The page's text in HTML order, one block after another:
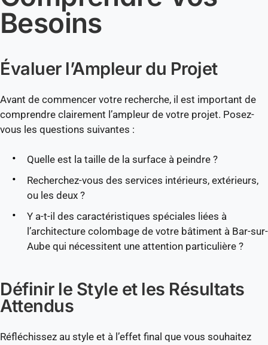
Besoins
Évaluer l’Ampleur du Projet
Avant de commencer votre recherche, il est important de
comprendre clairement l’ampleur de votre projet. Posez-
vous les questions suivantes :
Quelle est la taille de la surface à peindre ?
Recherchez-vous des services intérieurs, extérieurs,
ou les deux ?
Y a-t-il des caractéristiques spéciales liées à
l’architecture colombage de votre bâtiment à Bar-sur-
Aube qui nécessitent une attention particulière ?
Définir le Style et les Résultats
Attendus
Réfléchissez au style et à l’effet final que vous souhaitez